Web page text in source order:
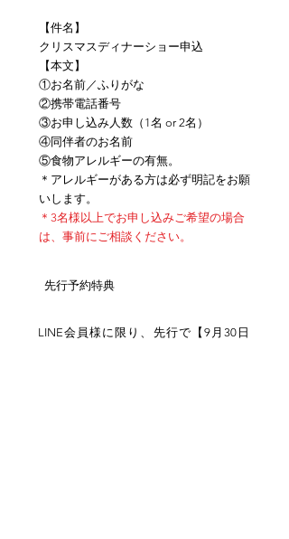
【件名】
クリスマスディナーショー申込
【本文】
①お名前／ふりがな
②携帯電話番号
③お申し込み人数（1名 or 2名）
④同伴者のお名前
⑤食物アレルギーの有無。
＊アレルギーがある方は必ず明記をお願
いします。
＊3名様以上でお申し込みご希望の場合
は、事前にご相談ください。
先行予約特典
LINE会員様に限り、先行で【9月30日